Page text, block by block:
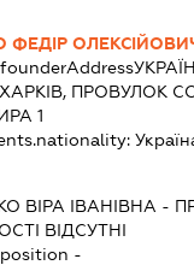
ФЕДІР
ПРОВУЛОК
1
ВІРА ІВАНІВНА -
ВІДСУТНІ
-